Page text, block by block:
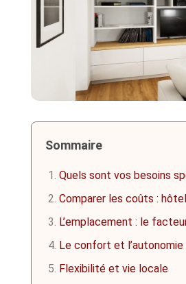
Sommaire
Quels sont vos besoins
Comparer les coûts :
L’emplacement : le
Le confort et l’autonomie
Flexibilité et vie locale